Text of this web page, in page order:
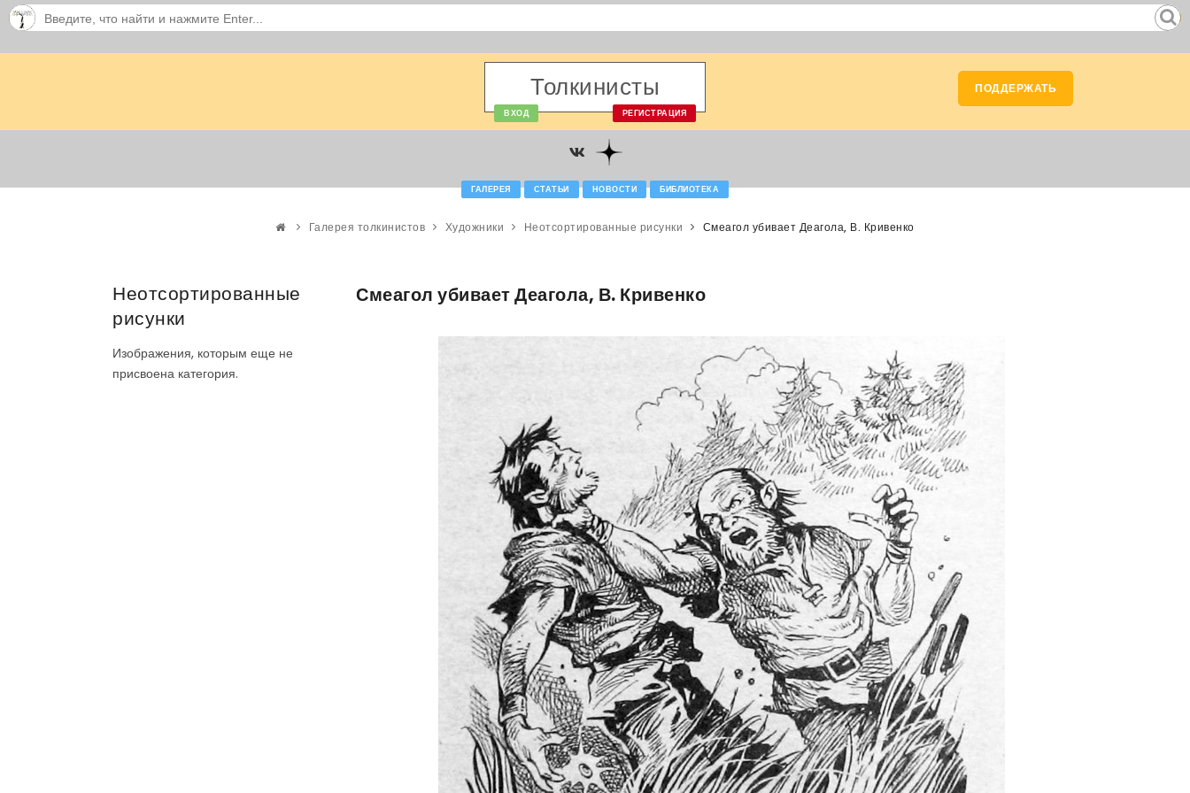
Толкинисты
ВХОД РЕГИСТРАЦИЯ
ПОДДЕРЖАТЬ
ГАЛЕРЕЯ СТАТЬИ НОВОСТИ БИБЛИОТЕКА
Галерея толкинистов Художники Неотсортированные рисунки Смеагол убивает Деагола, В. Кривенко
Неотсортированные
рисунки
Изображения, которым еще не
присвоена категория.
Смеагол убивает Деагола, В. Кривенко